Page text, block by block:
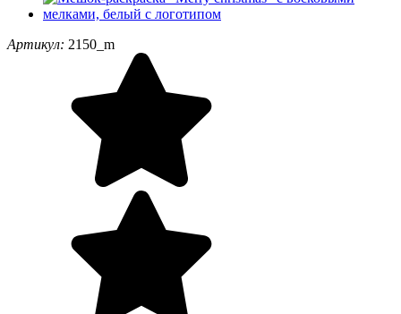
Артикул: 2150_m